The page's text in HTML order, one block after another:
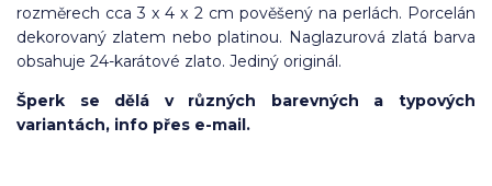
rozměrech cca 3 x 4 x 2 cm pověšený na perlách. Porcelán
dekorovaný zlatem nebo platinou. Naglazurová zlatá barva
obsahuje 24-karátové zlato. Jediný originál.
Šperk se dělá v různých barevných a typových
variantách, info přes e-mail.